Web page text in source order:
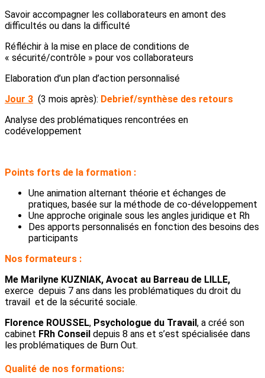
Savoir accompagner les collaborateurs en amont des
difficultés ou dans la difficulté
Réfléchir à la mise en place de conditions de
« sécurité/contrôle » pour vos collaborateurs
Elaboration d’un plan d’action personnalisé
Jour 3 (3 mois après): Debrief/synthèse des retours
Analyse des problématiques rencontrées en
codéveloppement
Points forts de la formation :
Une animation alternant théorie et échanges de
pratiques, basée sur la méthode de co-développement
Une approche originale sous les angles juridique et Rh
Des apports personnalisés en fonction des besoins des
participants
Nos formateurs :
Me Marilyne KUZNIAK, Avocat au Barreau de LILLE,
exerce depuis 7 ans dans les problématiques du droit du
travail et de la sécurité sociale.
Florence ROUSSEL, Psychologue du Travail, a créé son
cabinet FRh Conseil depuis 8 ans et s’est spécialisée dans
les problématiques de Burn Out.
Qualité de nos formations: